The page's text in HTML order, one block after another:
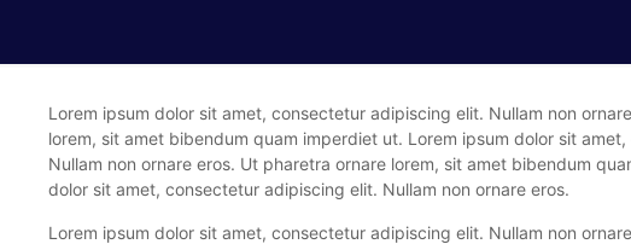
Lorem ipsum dolor sit amet, consectetur adipiscing elit. Nullam non
lorem, sit amet bibendum quam imperdiet ut. Lorem ipsum dolor sit
Nullam non ornare eros. Ut pharetra ornare lorem, sit amet bibendum
dolor sit amet, consectetur adipiscing elit. Nullam non ornare eros.
Lorem ipsum dolor sit amet, consectetur adipiscing elit. Nullam non